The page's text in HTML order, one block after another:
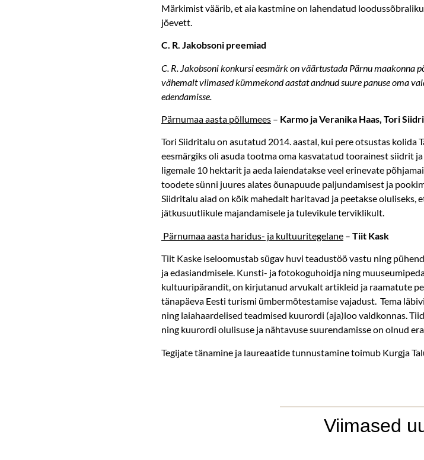
Märkimist väärib, et aia kastmine on lahendatud
jõevett.
C. R. Jakobsoni preemiad
C. R. Jakobsoni konkursi eesmärk on väärtustada Pärnu maakonna
vähemalt viimased kümmekond aastat andnud suure panuse oma
edendamisse.
Pärnumaa aasta põllumees – Karmo ja Veranika Haas, Tori
Tori Siidritalu on asutatud 2014. aastal, kui pere otsustas kolida
eesmärgiks oli asuda tootma oma kasvatatud toorainest siidrit
ligemale 10 hektarit ja aeda laiendatakse veel erinevate
toodete sünni juures alates õunapuude paljundamisest ja
Siidritalu aiad on kõik mahedalt haritavad ja peetakse
jätkusuutlikule majandamisele ja tulevikule terviklikult.
Pärnumaa aasta haridus- ja kultuuritegelane – Tiit Kask
Tiit Kaske iseloomustab sügav huvi teadustöö vastu ning
ja edasiandmisele. Kunsti- ja fotokoguhoidja ning
kultuuripärandit, on kirjutanud arvukalt artikleid ja raamatute
tänapäeva Eesti turismi ümbermõtestamise vajadust. Tema
ning laiahaardelised teadmised kuurordi (aja)loo valdkonnas.
ning kuurordi olulisuse ja nähtavuse suurendamisse on olnud
Tegijate tänamine ja laureaatide tunnustamine toimub Kurgja
Viimased